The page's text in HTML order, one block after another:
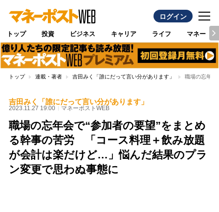
ログイン
トップ 投資 ビジネス キャリア ライフ マネー
トップ 連載・著者 吉田みく「誰にだって言い分があります」 職場の忘年会
吉田みく「誰にだって言い分があります」
2023.11.27 19:00 マネーポストWEB
職場の忘年会で“参加者の要望”をまとめ
る幹事の苦労 「コース料理＋飲み放題
が会計は楽だけど…」悩んだ結果のプラ
ン変更で思わぬ事態に